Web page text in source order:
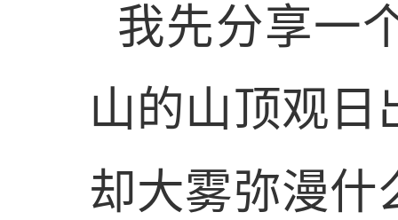
我先分享一
山的山顶观日
却大雾弥漫什